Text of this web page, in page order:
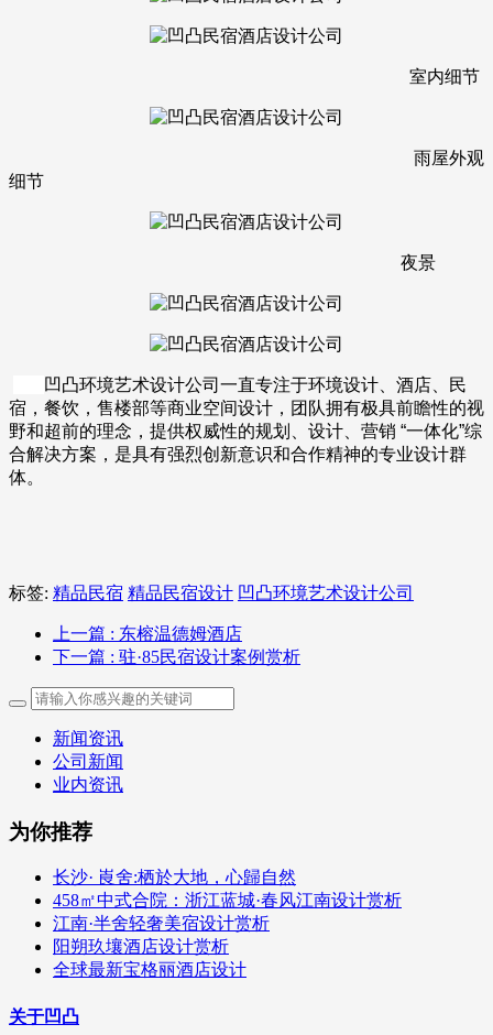
室内细节
雨屋外观
细节
夜景
凹凸环境艺术设计公司一直专注于环境设计、酒店、民
宿，餐饮，售楼部等商业空间设计，团队拥有极具前瞻性的视
野和超前的理念，提供权威性的规划、设计、营销 “一体化”综
合解决方案，是具有强烈创新意识和合作精神的专业设计群
体。
标签: 精品民宿 精品民宿设计 凹凸环境艺术设计公司
上一篇 : 东榕温德姆酒店
下一篇 : 驻·85民宿设计案例赏析
新闻资讯
公司新闻
业内资讯
为你推荐
长沙· 崀舍:栖於大地，心歸自然
458㎡中式合院：浙江蓝城·春风江南设计赏析
江南·半舍轻奢美宿设计赏析
阳朔玖壤酒店设计赏析
全球最新宝格丽酒店设计
关于凹凸